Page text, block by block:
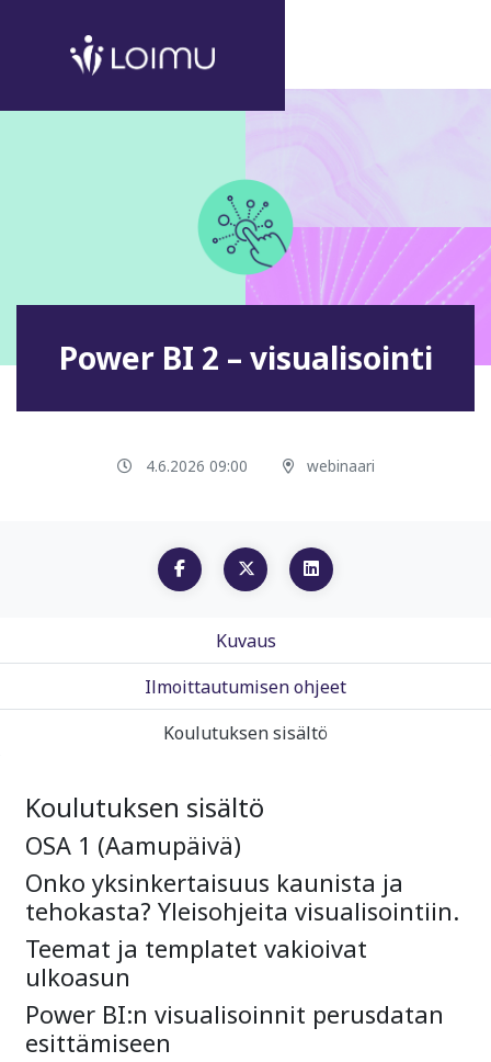
Power BI 2 – visualisointi
4.6.2026 09:00 webinaari
Kuvaus
Ilmoittautumisen ohjeet
Koulutuksen sisältö
Koulutuksen sisältö
OSA 1 (Aamupäivä)
Onko yksinkertaisuus kaunista ja
tehokasta? Yleisohjeita visualisointiin.
Teemat ja templatet vakioivat
ulkoasun
Power BI:n visualisoinnit perusdatan
esittämiseen